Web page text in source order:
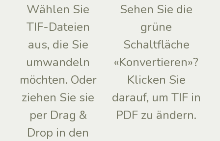
Wählen Sie
TIF-Dateien
aus, die Sie
umwandeln
möchten. Oder
ziehen Sie sie
per Drag &
Drop in den
Sehen Sie die
grüne
Schaltfläche
«Konvertieren»?
Klicken Sie
darauf, um TIF in
PDF zu ändern.